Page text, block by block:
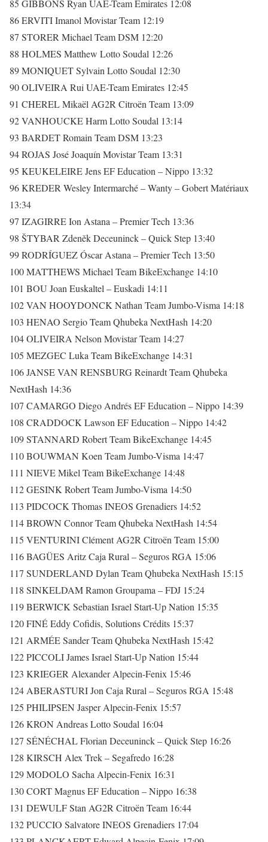
85 GIBBONS Ryan UAE-Team Emirates 12:08
86 ERVITI Imanol Movistar Team 12:19
87 STORER Michael Team DSM 12:20
88 HOLMES Matthew Lotto Soudal 12:26
89 MONIQUET Sylvain Lotto Soudal 12:30
90 OLIVEIRA Rui UAE-Team Emirates 12:45
91 CHEREL Mikaël AG2R Citroën Team 13:09
92 VANHOUCKE Harm Lotto Soudal 13:14
93 BARDET Romain Team DSM 13:23
94 ROJAS José Joaquín Movistar Team 13:31
95 KEUKELEIRE Jens EF Education – Nippo 13:32
96 KREDER Wesley Intermarché – Wanty – Gobert Matériaux
13:34
97 IZAGIRRE Ion Astana – Premier Tech 13:36
98 ŠTYBAR Zdeněk Deceuninck – Quick Step 13:40
99 RODRÍGUEZ Óscar Astana – Premier Tech 13:50
100 MATTHEWS Michael Team BikeExchange 14:10
101 BOU Joan Euskaltel – Euskadi 14:11
102 VAN HOOYDONCK Nathan Team Jumbo-Visma 14:18
103 HENAO Sergio Team Qhubeka NextHash 14:20
104 OLIVEIRA Nelson Movistar Team 14:27
105 MEZGEC Luka Team BikeExchange 14:31
106 JANSE VAN RENSBURG Reinardt Team Qhubeka
NextHash 14:36
107 CAMARGO Diego Andrés EF Education – Nippo 14:39
108 CRADDOCK Lawson EF Education – Nippo 14:42
109 STANNARD Robert Team BikeExchange 14:45
110 BOUWMAN Koen Team Jumbo-Visma 14:47
111 NIEVE Mikel Team BikeExchange 14:48
112 GESINK Robert Team Jumbo-Visma 14:50
113 PIDCOCK Thomas INEOS Grenadiers 14:52
114 BROWN Connor Team Qhubeka NextHash 14:54
115 VENTURINI Clément AG2R Citroën Team 15:00
116 BAGÜES Aritz Caja Rural – Seguros RGA 15:06
117 SUNDERLAND Dylan Team Qhubeka NextHash 15:15
118 SINKELDAM Ramon Groupama – FDJ 15:24
119 BERWICK Sebastian Israel Start-Up Nation 15:35
120 FINÉ Eddy Cofidis, Solutions Crédits 15:37
121 ARMÉE Sander Team Qhubeka NextHash 15:42
122 PICCOLI James Israel Start-Up Nation 15:44
123 KRIEGER Alexander Alpecin-Fenix 15:46
124 ABERASTURI Jon Caja Rural – Seguros RGA 15:48
125 PHILIPSEN Jasper Alpecin-Fenix 15:57
126 KRON Andreas Lotto Soudal 16:04
127 SÉNÉCHAL Florian Deceuninck – Quick Step 16:26
128 KIRSCH Alex Trek – Segafredo 16:28
129 MODOLO Sacha Alpecin-Fenix 16:31
130 CORT Magnus EF Education – Nippo 16:38
131 DEWULF Stan AG2R Citroën Team 16:44
132 PUCCIO Salvatore INEOS Grenadiers 17:04